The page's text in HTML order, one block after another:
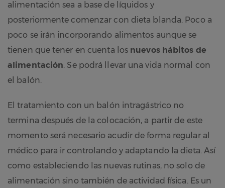
alimentación sea a base de líquidos y
posteriormente comenzar con dieta blanda. Poco a
poco se irán incorporando alimentos aunque se
tienen que tener en cuenta los nuevos hábitos de
alimentación . Se podrá llevar una vida normal con
el balón.
El tratamiento con un balón intragástrico no
termina después de la colocación, a partir de este
momento será necesario acudir de forma regular al
médico para ir controlando y adaptando la dieta. Así
como estableciendo las nuevas rutinas, no solo de
alimentación sino también de actividad física. Es un